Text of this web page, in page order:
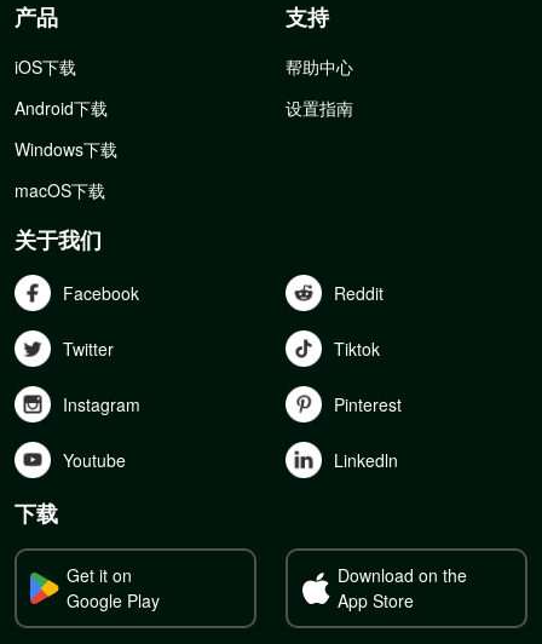
产品
iOS下载
Android下载
Windows下载
macOS下载
支持
帮助中心
设置指南
关于我们
Facebook Reddit
Twitter Tiktok
Instagram Pinterest
Youtube Linkedln
下载
Get it on
Google Play
Download on the
App Store